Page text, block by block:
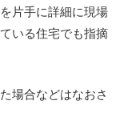
片手に詳細に現場
いる住宅でも指摘
場合などはなおさ